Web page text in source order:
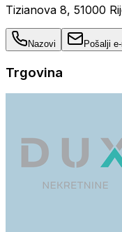
Tizianova 8, 51000
Nazovi Pošalji e-
Trgovina